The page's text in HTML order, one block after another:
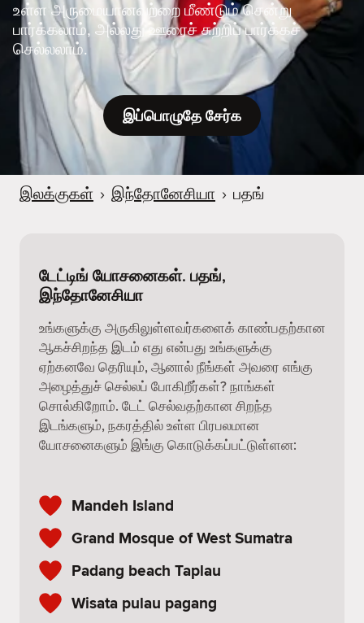
உள்ள அருமையானவற்றை மீண்டும் சென்று
பார்க்கலாம், அல்லது ஊரைச் சுற்றிப் பார்க்கச்
செல்லலாம்.
இப்பொழுதே சேர்க
இலக்குகள் › இந்தோனேசியா › பதங்
டேட்டிங் யோசனைகள். பதங்,
இந்தோனேசியா
உங்களுக்கு அருகிலுள்ளவர்களைக் காண்பதற்கான
ஆகச்சிறந்த இடம் எது என்பது உங்களுக்கு
ஏற்கனவே தெரியும், ஆனால் நீங்கள் அவரை எங்கு
அழைத்துச் செல்லப் போகிறீர்கள்? நாங்கள்
சொல்கிறோம். டேட் செல்வதற்கான சிறந்த
இடங்களும், நகரத்தில் உள்ள பிரபலமான
யோசனைகளும் இங்கு கொடுக்கப்பட்டுள்ளன:
Mandeh Island
Grand Mosque of West Sumatra
Padang beach Taplau
Wisata pulau pagang